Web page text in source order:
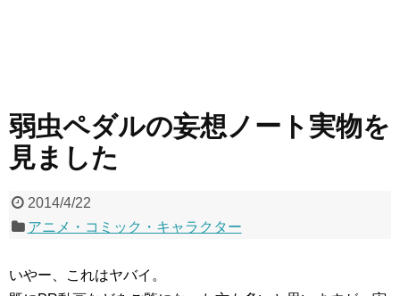
弱虫ペダルの妄想ノート実物を
見ました
2014/4/22
アニメ・コミック・キャラクター
いやー、これはヤバイ。